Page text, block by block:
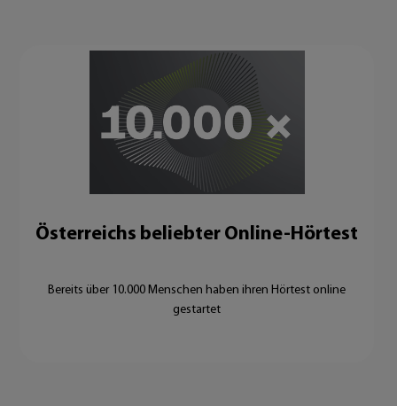
Österreichs beliebter Online-Hörtest
Bereits über 10.000 Menschen haben ihren Hörtest online
gestartet